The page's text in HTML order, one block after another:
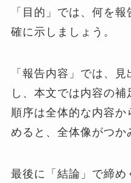
「目的」では、何を
確に示しましょう。
「報告内容」では、
し、本文では内容の補
順序は全体的な内容か
めると、全体像がつか
最後に「結論」で締め